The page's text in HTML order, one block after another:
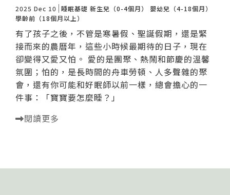
2025 Dec 10 睡眠基礎 新生兒（0-4個月）
嬰幼兒（4-18個月）
學齡前（18個月以上）
有了孩子之後，不管是寒暑假、聖誕假期，還是緊
接而來的農曆年，這些小時候最期待的日子，現在
卻變得又愛又怕。 愛的是團聚、熱鬧和節慶的溫馨
氛圍；怕的，是長時間的舟車勞頓、人多聲雜的聚
會，還有你可能和好眠師以前一樣，總會擔心的一
件事：「寶寶要怎麼睡？」
閱讀更多